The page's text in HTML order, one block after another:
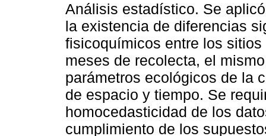
Análisis estadístico. Se
la existencia de diferencias
fisicoquímicos entre los
meses de recolecta, el
parámetros ecológicos de la
de espacio y tiempo. Se
homocedasticidad de los
cumplimiento de los